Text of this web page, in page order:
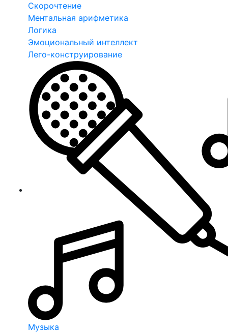
Скорочтение
Ментальная арифметика
Логика
Эмоциональный интеллект
Лего-конструирование
Музыка